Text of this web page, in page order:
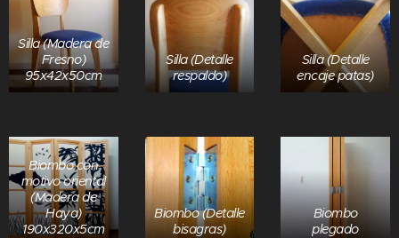
Silla (Madera de
Fresno)
95x42x50cm
Silla (Detalle
respaldo)
Silla (Detalle
encaje patas)
Biombo con
motivo oriental
(Madera de
Haya)
190x320x5cm
Biombo (Detalle
bisagras)
Biombo
plegado